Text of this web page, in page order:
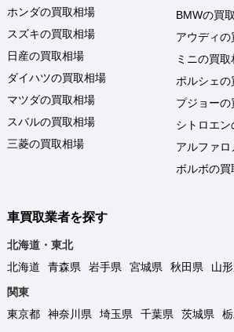
ホンダの買取相場
スズキの買取相場
日産の買取相場
ダイハツの買取相場
マツダの買取相場
スバルの買取相場
三菱の買取相場
BMWの買
アウディ
ミニの買取
ポルシェ
プジョー
シトロエ
アルファ
ボルボの買
車買取業者を探す
北海道・東北
北海道
青森県 岩手県 宮城県 秋田県 山
関東
東京都
神奈川県 埼玉県 千葉県 茨城県